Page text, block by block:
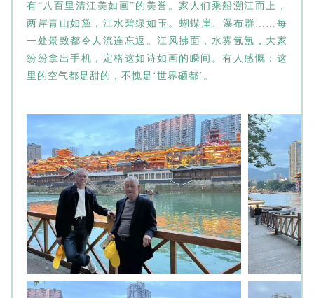
有“八百里清江美如画”的美誉。家人们乘船溯江而上，
两岸青山如黛，江水碧绿如玉。蝴蝶崖、瀑布群……每
一处景致都令人流连忘返。江风拂面，水雾氤氲，大家
纷纷拿出手机，定格这如诗如画的瞬间。有人感慨：这
里的空气都是甜的，不愧是‘世界硒都’。